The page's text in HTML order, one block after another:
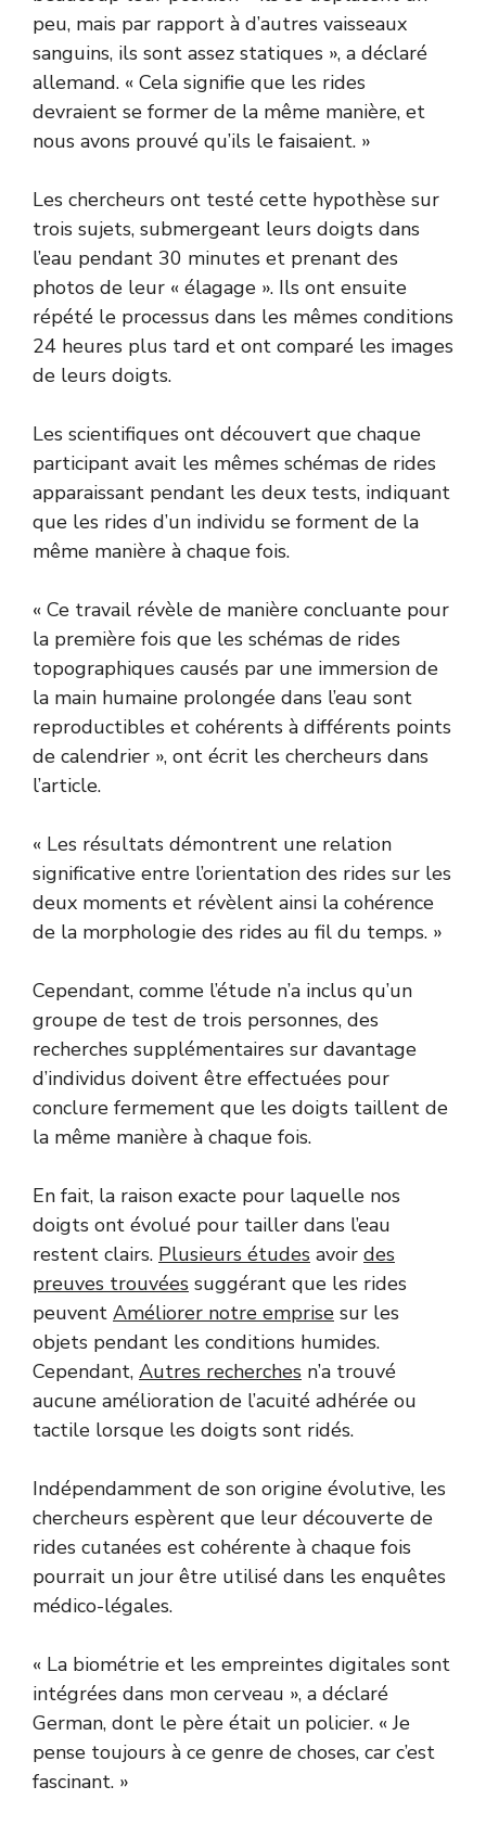
peu, mais par rapport à d’autres vaisseaux
sanguins, ils sont assez statiques », a déclaré
allemand. « Cela signifie que les rides
devraient se former de la même manière, et
nous avons prouvé qu’ils le faisaient. »
Les chercheurs ont testé cette hypothèse sur
trois sujets, submergeant leurs doigts dans
l’eau pendant 30 minutes et prenant des
photos de leur « élagage ». Ils ont ensuite
répété le processus dans les mêmes conditions
24 heures plus tard et ont comparé les images
de leurs doigts.
Les scientifiques ont découvert que chaque
participant avait les mêmes schémas de rides
apparaissant pendant les deux tests, indiquant
que les rides d’un individu se forment de la
même manière à chaque fois.
« Ce travail révèle de manière concluante pour
la première fois que les schémas de rides
topographiques causés par une immersion de
la main humaine prolongée dans l’eau sont
reproductibles et cohérents à différents points
de calendrier », ont écrit les chercheurs dans
l’article.
« Les résultats démontrent une relation
significative entre l’orientation des rides sur les
deux moments et révèlent ainsi la cohérence
de la morphologie des rides au fil du temps. »
Cependant, comme l’étude n’a inclus qu’un
groupe de test de trois personnes, des
recherches supplémentaires sur davantage
d’individus doivent être effectuées pour
conclure fermement que les doigts taillent de
la même manière à chaque fois.
En fait, la raison exacte pour laquelle nos
doigts ont évolué pour tailler dans l’eau
restent clairs. Plusieurs études avoir des
preuves trouvées suggérant que les rides
peuvent Améliorer notre emprise sur les
objets pendant les conditions humides.
Cependant, Autres recherches n’a trouvé
aucune amélioration de l’acuité adhérée ou
tactile lorsque les doigts sont ridés.
Indépendamment de son origine évolutive, les
chercheurs espèrent que leur découverte de
rides cutanées est cohérente à chaque fois
pourrait un jour être utilisé dans les enquêtes
médico-légales.
« La biométrie et les empreintes digitales sont
intégrées dans mon cerveau », a déclaré
German, dont le père était un policier. « Je
pense toujours à ce genre de choses, car c’est
fascinant. »